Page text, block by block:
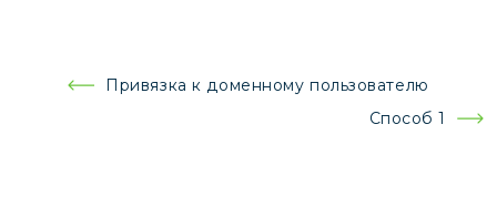
НавигацияПривязка к доменному пользователю
Способ 1